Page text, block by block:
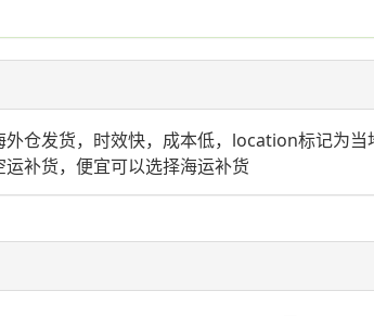
仓发货，时效快，成本低，location标记为
补货，便宜可以选择海运补货